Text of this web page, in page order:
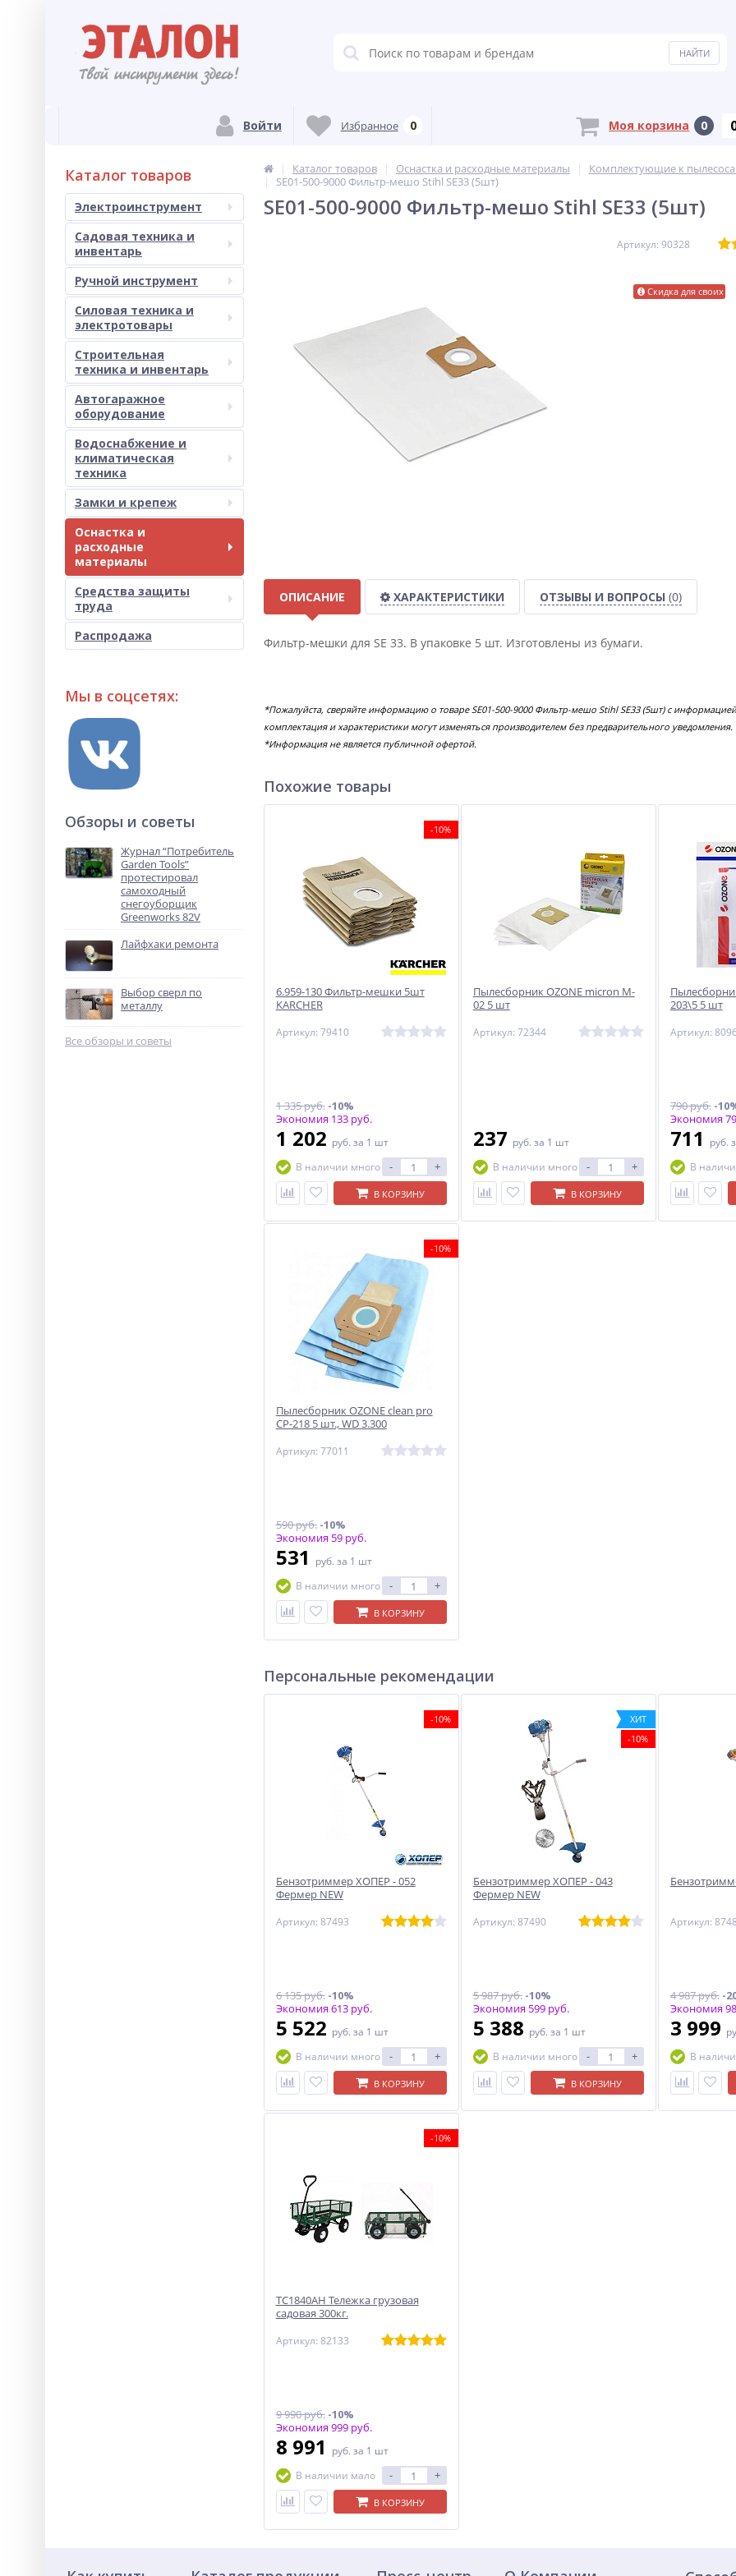
Войти Избранное 0 Моя корзина 0
Каталог товаров
Электроинструмент
Садовая техника и
инвентарь
Ручной инструмент
Силовая техника и
электротовары
Строительная
техника и инвентарь
Автогаражное
оборудование
Водоснабжение и
климатическая
техника
Замки и крепеж
Оснастка и
расходные
материалы
Средства защиты
труда
Распродажа
Мы в соцсетях:
Обзоры и советы
Журнал “Потребитель
Garden Tools”
протестировал
самоходный
снегоуборщик
Greenworks 82V
Лайфхаки ремонта
Выбор сверл по
металлу
Все обзоры и советы
Каталог товаров Оснастка и расходные материалы
Комплектующие к
SE01-500-9000 Фильтр-мешо Stihl SE33 (5шт)
SE01-500-9000 Фильтр-мешо Stihl SE33 (5шт)
Артикул: 90328
Скидка для своих
ОПИСАНИЕ ХАРАКТЕРИСТИКИ ОТЗЫВЫ И ВОПРОСЫ (0)
Фильтр-мешки для SE 33. В упаковке 5 шт. Изготовлены из бумаги.
*Пожалуйста, сверяйте информацию о товаре SE01-500-9000 Фильтр-мешо Stihl SE33 (5шт) с
комплектация и характеристики могут изменяться производителем без предварительного уведомления.
*Информация не является публичной офертой.
Похожие товары
-10%
6.959-130 Фильтр-мешки 5шт
KARCHER
Артикул: 79410
1 335 руб.-10%
Экономия 133 руб.
1 202 руб. за 1 шт
В наличии много
- +
В КОРЗИНУ
Пылесборник OZONE micron M-
02 5 шт
Артикул: 72344
237 руб. за 1 шт
В наличии много
- +
В КОРЗИНУ
203\5 5 шт
Артикул:
790 руб.-
Экономия
711 руб.
В
-10%
Пылесборник OZONE clean pro
CP-218 5 шт., WD 3.300
Артикул: 77011
590 руб.-10%
Экономия 59 руб.
531 руб. за 1 шт
В наличии много
- +
В КОРЗИНУ
Персональные рекомендации
-10%
Бензотриммер ХОПЕР - 052
Фермер NEW
Артикул: 87493
6 135 руб.-10%
Экономия 613 руб.
5 522 руб. за 1 шт
В наличии много
- +
В КОРЗИНУ
ХИТ
-10%
Бензотриммер ХОПЕР - 043
Фермер NEW
Артикул: 87490
5 987 руб.-10%
Экономия 599 руб.
5 388 руб. за 1 шт
В наличии много
- +
В КОРЗИНУ
Артикул:
4 987 руб.-
Экономия
3 999
В
-10%
ТС1840АН Тележка грузовая
садовая 300кг.
Артикул: 82133
9 990 руб.-10%
Экономия 999 руб.
8 991 руб. за 1 шт
В наличии мало
- +
В КОРЗИНУ